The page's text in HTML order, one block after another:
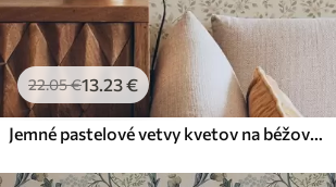
22.05€13.23€
Jemné pastelové vetvy kvetov na béžovom pozadí